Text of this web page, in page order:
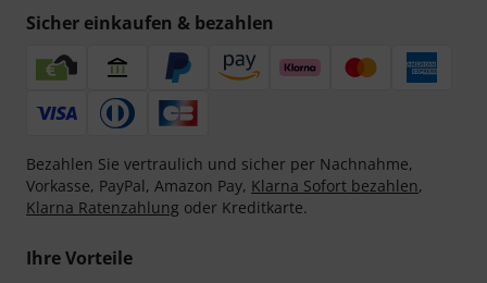
Sicher einkaufen & bezahlen
Bezahlen Sie vertraulich und sicher per Nachnahme,
Vorkasse, PayPal, Amazon Pay, Klarna Sofort bezahlen,
Klarna Ratenzahlung oder Kreditkarte.
Ihre Vorteile